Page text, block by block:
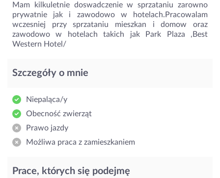
Mam kilkuletnie doswadczenie w sprzataniu zarowno
prywatnie jak i zawodowo w hotelach.Pracowalam
wczesniej przy sprzataniu mieszkan i domow oraz
zawodowo w hotelach takich jak Park Plaza ,Best
Western Hotel/
Szczegóły o mnie
Niepaląca/y
Obecność zwierząt
Prawo jazdy
Możliwa praca z zamieszkaniem
Prace, których się podejmę